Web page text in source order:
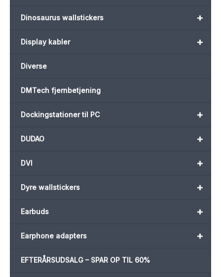
+
Dinosaurus wallstickers
+
Display kabler
Diverse
DMTech fjernbetjening
+
Dockingstationer til PC
+
DUDAO
+
DVI
+
Dyre wallstickers
+
Earbuds
+
Earphone adapters
EFTERÅRSUDSALG – SPAR OP TIL 60%